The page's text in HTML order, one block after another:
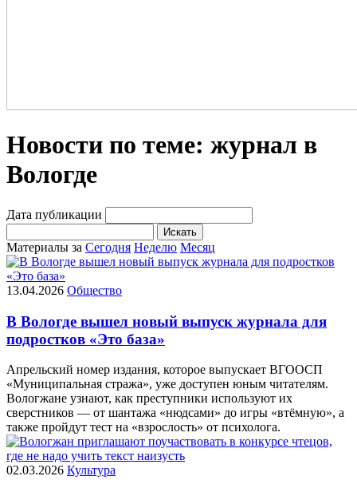
Новости по теме: журнал в
Вологде
Дата публикации
Искать
Материалы за Сегодня Неделю Месяц
13.04.2026 Общество
В Вологде вышел новый выпуск журнала для
подростков «Это база»
Апрельский номер издания, которое выпускает ВГООСП
«Муниципальная стража», уже доступен юным читателям.
Вологжане узнают, как преступники используют их
сверстников — от шантажа «нюдсами» до игры «втёмную», а
также пройдут тест на «взрослость» от психолога.
02.03.2026 Культура